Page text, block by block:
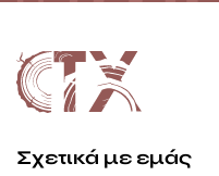
Σχετικά με εμάς